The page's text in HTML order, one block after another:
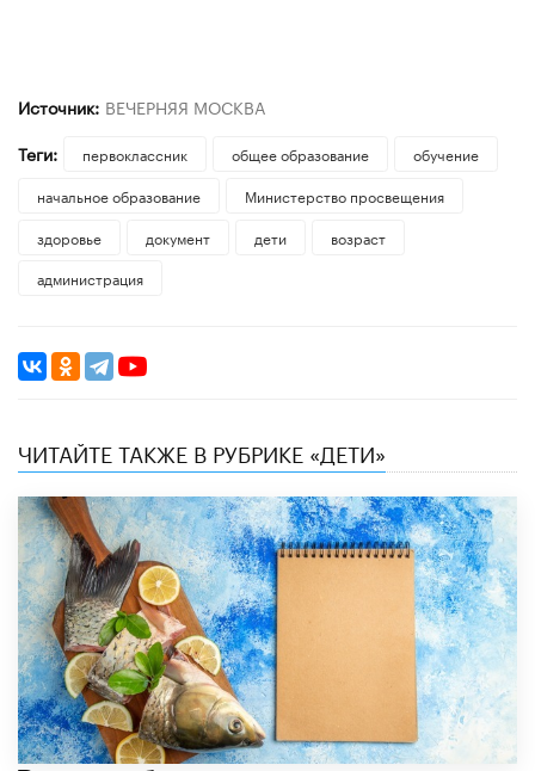
Источник: ВЕЧЕРНЯЯ МОСКВА
Теги:
первоклассник общее образование
обучение
начальное образование
Министерство просвещения
здоровье
документ дети
возраст
администрация
ЧИТАЙТЕ ТАКЖЕ В РУБРИКЕ «ДЕТИ»